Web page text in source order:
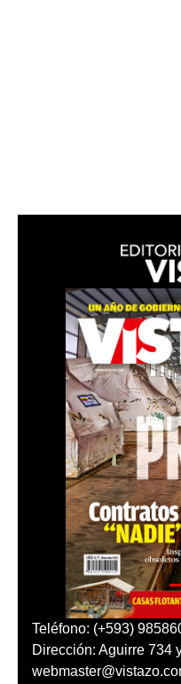
Teléfono: (+593)
Dirección: Aguirre 734